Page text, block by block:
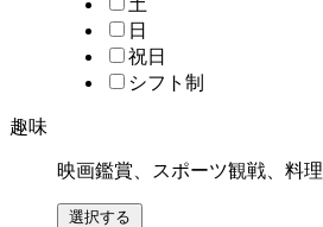
土
日
祝日
シフト制
趣味
映画鑑賞、スポーツ観戦、料理
選択する